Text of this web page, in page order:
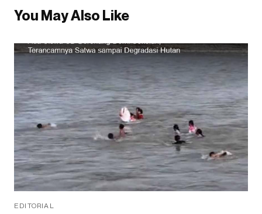
You May Also Like
EDITORIAL